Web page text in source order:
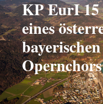
KP EurI
eines
Opernchors